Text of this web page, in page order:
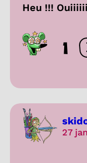
Heu !!!
1
27